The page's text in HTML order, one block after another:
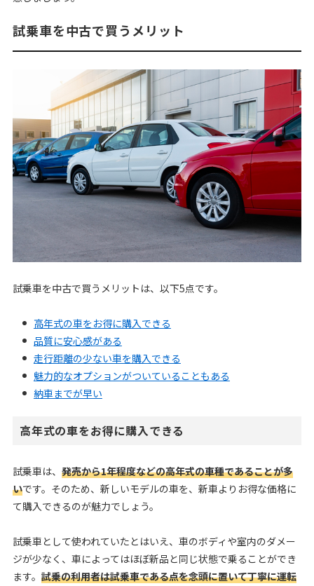
試乗車を中古で買うメリット
試乗車を中古で買うメリットは、以下5点です。
高年式の車をお得に購入できる
品質に安心感がある
走行距離の少ない車を購入できる
魅力的なオプションがついていることもある
納車までが早い
高年式の車をお得に購入できる
試乗車は、 発売から1年程度などの高年式の車種であることが多
いです。そのため、新しいモデルの車を、新車よりお得な価格に
て購入できるのが魅力でしょう。
試乗車として使われていたとはいえ、車のボディや室内のダメー
ジが少なく、車によってはほぼ新品と同じ状態で乗ることができ
ます。 試乗の利用者は試乗車である点を念頭に置いて丁寧に運転